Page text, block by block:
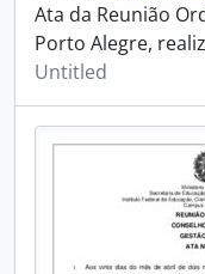
Ata da Reunião
Porto Alegre,
Untitled